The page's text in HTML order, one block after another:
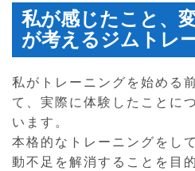
私が感じたこと、
が考えるジムトレ
私がトレーニングを始める
て、実際に体験したことに
います。
本格的なトレーニングをし
動不足を解消することを目